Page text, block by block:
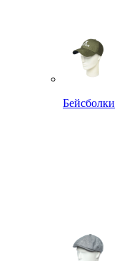
Бейсболки